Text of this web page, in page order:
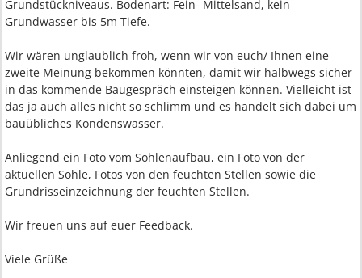
Grundstückniveaus. Bodenart: Fein- Mittelsand, kein
Grundwasser bis 5m Tiefe.
Wir wären unglaublich froh, wenn wir von euch/ Ihnen eine
zweite Meinung bekommen könnten, damit wir halbwegs sicher
in das kommende Baugespräch einsteigen können. Vielleicht ist
das ja auch alles nicht so schlimm und es handelt sich dabei um
bauübliches Kondenswasser.
Anliegend ein Foto vom Sohlenaufbau, ein Foto von der
aktuellen Sohle, Fotos von den feuchten Stellen sowie die
Grundrisseinzeichnung der feuchten Stellen.
Wir freuen uns auf euer Feedback.
Viele Grüße